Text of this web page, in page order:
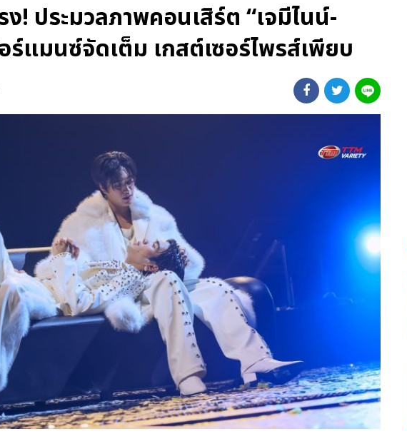
! ประมวลภาพคอนเสิร์ต “เจมีไนน์-
ร์แมนซ์จัดเต็ม เกสต์เซอร์ไพรส์เพียบ